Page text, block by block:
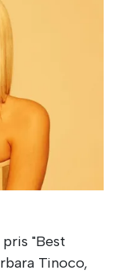
"Best
Tinoco,